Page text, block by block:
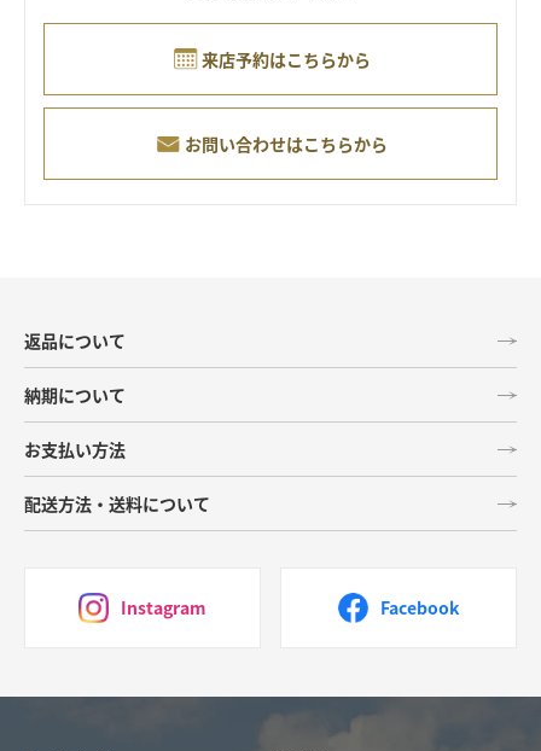
来店予約はこちらから
お問い合わせはこちらから
返品について
納期について
お支払い方法
配送方法・送料について
Instagram Facebook